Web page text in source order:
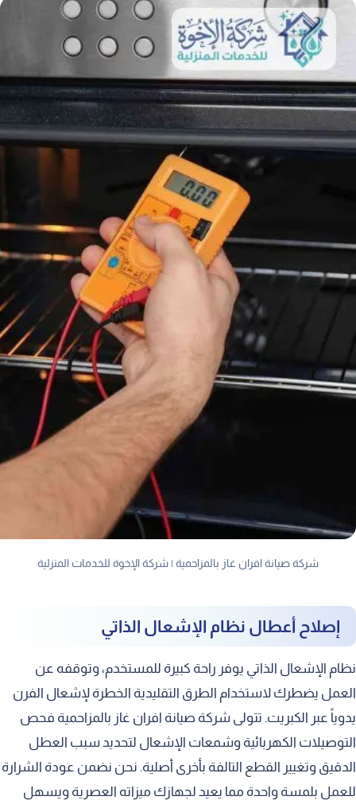
شركة صيانة افران غاز بالمزاحمية | شركة الإخوة للخدمات المنزلية
إصلاح أعطال نظام الإشعال الذاتي
نظام الإشعال الذاتي يوفر راحة كبيرة للمستخدم، وتوقفه عن
العمل يضطرك لاستخدام الطرق التقليدية الخطرة لإشعال الفرن
يدوياً عبر الكبريت. تتولى شركة صيانة افران غاز بالمزاحمية فحص
التوصيلات الكهربائية وشمعات الإشعال لتحديد سبب العطل
الدقيق وتغيير القطع التالفة بأخرى أصلية. نحن نضمن عودة الشرارة
للعمل بلمسة واحدة مما يعيد لجهازك ميزاته العصرية ويسهل